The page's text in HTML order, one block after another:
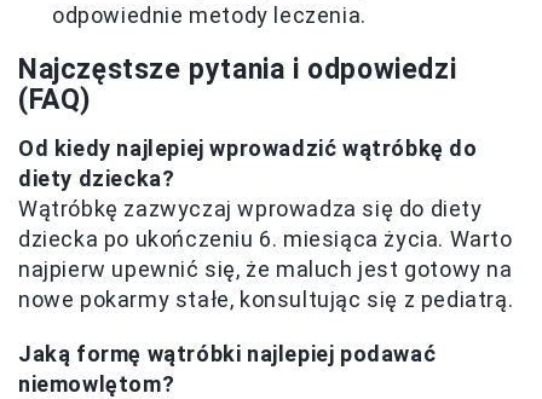
odpowiednie metody leczenia.
Najczęstsze pytania i odpowiedzi
(FAQ)
Od kiedy najlepiej wprowadzić wątróbkę do
diety dziecka?
Wątróbkę zazwyczaj wprowadza się do diety
dziecka po ukończeniu 6. miesiąca życia. Warto
najpierw upewnić się, że maluch jest gotowy na
nowe pokarmy stałe, konsultując się z pediatrą.
Jaką formę wątróbki najlepiej podawać
niemowlętom?